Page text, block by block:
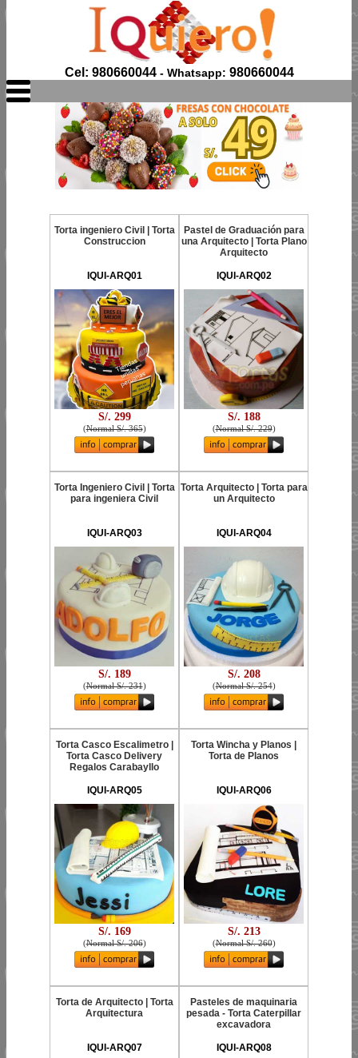
Cel: 980660044- Whatsapp: 980660044
Torta ingeniero Civil | Torta
Construccion
IQUI-ARQ01
S/. 299
(Normal S/. 365)
Pastel de Graduación para
una Arquitecto | Torta Plano
Arquitecto
IQUI-ARQ02
S/. 188
(Normal S/. 229)
Torta Ingeniero Civil | Torta
para ingeniera Civil
IQUI-ARQ03
S/. 189
(Normal S/. 231)
Torta Arquitecto | Torta para
un Arquitecto
IQUI-ARQ04
S/. 208
(Normal S/. 254)
Torta Casco Escalimetro |
Torta Casco Delivery
Regalos Carabayllo
IQUI-ARQ05
S/. 169
(Normal S/. 206)
Torta Wincha y Planos |
Torta de Planos
IQUI-ARQ06
S/. 213
(Normal S/. 260)
Torta de Arquitecto | Torta
Arquitectura
IQUI-ARQ07
Pasteles de maquinaria
pesada - Torta Caterpillar
excavadora
IQUI-ARQ08